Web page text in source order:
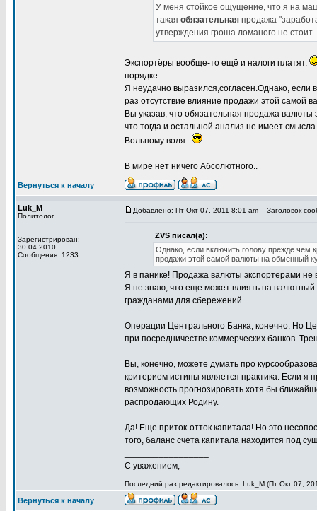
У меня стойкое ощущение, что я на
такая обязательная продажа
утверждения гроша ломаного не стоит.
Экспортёры вообще-то ещё и налоги платят.
порядке.
Я неудачно выразился,согласен.Однако, если
раз отсутствие влияние продажи этой самой
Вы указав, что обязательная продажа валюты
что тогда и остальной анализ не имеет смысла.
Вольному воля..
В мире нет ничего Абсолютного..
Вернуться к началу
Luk_M
Политолог
Зарегистрирован:
30.04.2010
Сообщения: 1233
Добавлено: Пт Окт 07, 2011 8:01 am Заголовок
ZVS писал(а):
Однако, если включить голову прежде чем
продажи этой самой валюты на обменный
Я в панике! Продажа валюты экспортерами не
Я не знаю, что еще может влиять на
гражданами для сбережений.
Операции Центрального Банка, конечно. Но
при посредничестве коммерческих банков.
Вы, конечно, можете думать про
критерием истины является практика. Если я
возможность прогнозировать хотя бы
распродающих Родину.
Да! Еще приток-отток капитала! Но это
того, баланс счета капитала находится под
С уважением,
Последний раз редактировалось: Luk_M (Пт Окт 07,
Вернуться к началу